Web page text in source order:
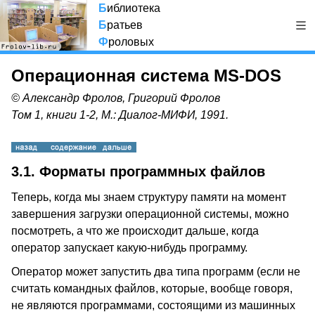
Библиотека
Братьев
Фроловых
Операционная система MS-DOS
© Александр Фролов, Григорий Фролов
Том 1, книги 1-2, М.: Диалог-МИФИ, 1991.
3.1. Форматы программных файлов
Теперь, когда мы знаем структуру памяти на момент
завершения загрузки операционной системы, можно
посмотреть, а что же происходит дальше, когда
оператор запускает какую-нибудь программу.
Оператор может запустить два типа программ (если не
считать командных файлов, которые, вообще говоря,
не являются программами, состоящими из машинных